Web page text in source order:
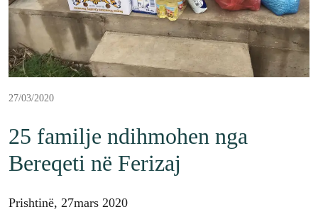
27/03/2020
25 familje ndihmohen nga
Bereqeti në Ferizaj
Prishtinë, 27mars 2020